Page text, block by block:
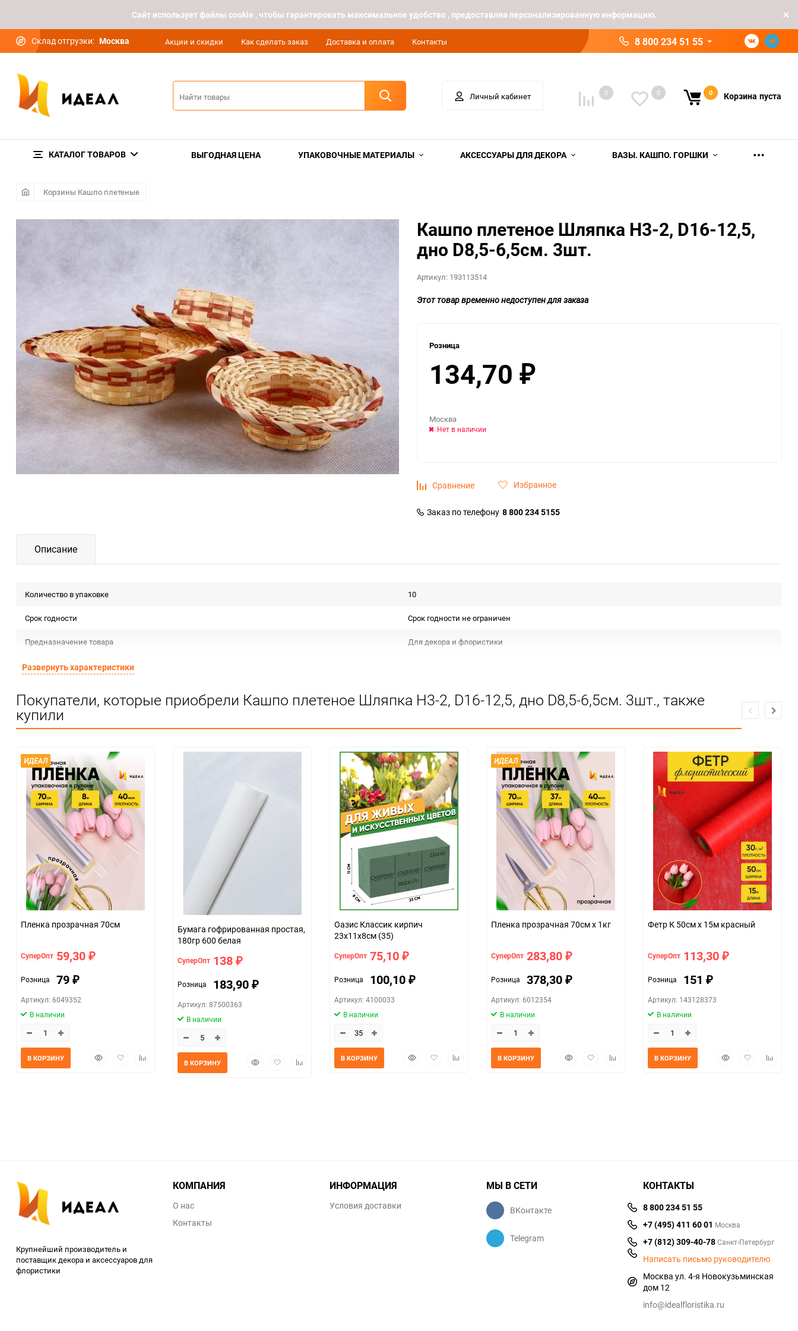
Cайт использует файлы cookie , чтобы гарантировать максимальное удобство , предоставляя персонализированную информацию.
Склад отгрузки: Москва Акции и скидки Как сделать заказ Доставка и оплата Контакты 8 800 234 51 55
Личный кабинет 0 0 0 Корзина пуста
КАТАЛОГ ТОВАРОВ ВЫГОДНАЯ ЦЕНА УПАКОВОЧНЫЕ МАТЕРИАЛЫ АКСЕССУАРЫ ДЛЯ ДЕКОРА ВАЗЫ. КАШПО. ГОРШКИ
Корзины Кашпо плетеные
Кашпо плетеное Шляпка H3-2, D16-12,5,
дно D8,5-6,5см. 3шт.
Артикул: 193113514
Этот товар временно недоступен для заказа
Розница
134,70 ₽
Москва
Нет в наличии
Сравнение Избранное
Заказ по телефону 8 800 234 5155
Описание
Количество в упаковке 10
Срок годности Срок годности не ограничен
Предназначение товара Для декора и флористики
Сертификация
Минимальное количество
Развернуть характеристики
Покупатели, которые приобрели Кашпо плетеное Шляпка H3-2, D16-12,5, дно D8,5-6,5см. 3шт., также
купили
ИДЕАЛ
Пленка прозрачная 70см
СуперОпт 59,30 ₽
Розница 79 ₽
Артикул: 6049352
В наличии
БыстрыйДобавитьДобавить
В КОРЗИНУ
Бумага гофрированная простая,
180гр 600 белая
СуперОпт 138 ₽
Розница 183,90 ₽
Артикул: 87500363
В наличии
БыстрыйДобавитьДобавить
В КОРЗИНУ
Оазис Классик кирпич
23х11х8см (35)
СуперОпт 75,10 ₽
Розница 100,10 ₽
Артикул: 4100033
В наличии
БыстрыйДобавитьДобавить
В КОРЗИНУ
ИДЕАЛ
Пленка прозрачная 70см х 1кг
СуперОпт 283,80 ₽
Розница 378,30 ₽
Артикул: 6012354
В наличии
БыстрыйДобавитьДобавить
В КОРЗИНУ
Фетр К 50см х 15м красный
СуперОпт 113,30 ₽
Розница 151 ₽
Артикул: 143128373
В наличии
БыстрыйДобавить
В КОРЗИНУ
Крупнейший производитель и
поставщик декора и аксессуаров для
флористики
КОМПАНИЯ
О нас
Контакты
ИНФОРМАЦИЯ
Условия доставки
МЫ В СЕТИ
ВКонтакте
Telegram
КОНТАКТЫ
8 800 234 51 55
+7 (495) 411 60 01 Москва
+7 (812) 309-40-78Санкт-Петербург
Написать письмо руководителю
Москва ул. 4-я Новокузьминская
дом 12
info@idealfloristika.ru